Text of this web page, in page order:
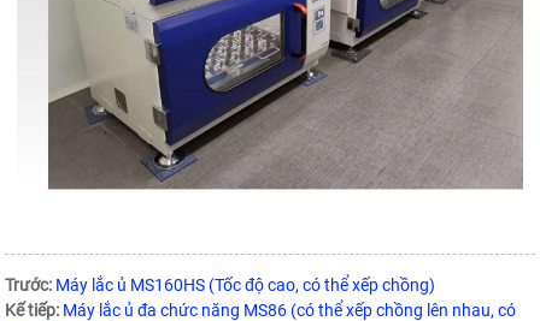
Trước: Máy lắc ủ MS160HS (Tốc độ cao, có thể xếp chồng)
Kế tiếp: Máy lắc ủ đa chức năng MS86 (có thể xếp chồng lên nhau, có